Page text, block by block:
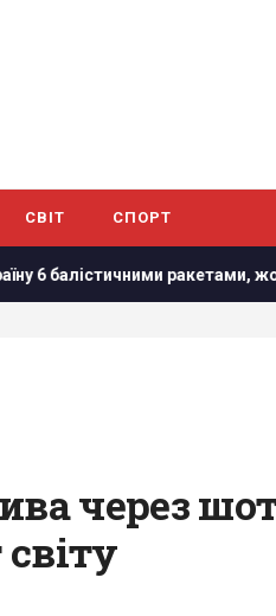
СВІТ СПОРТ
жодну з них не збили
через